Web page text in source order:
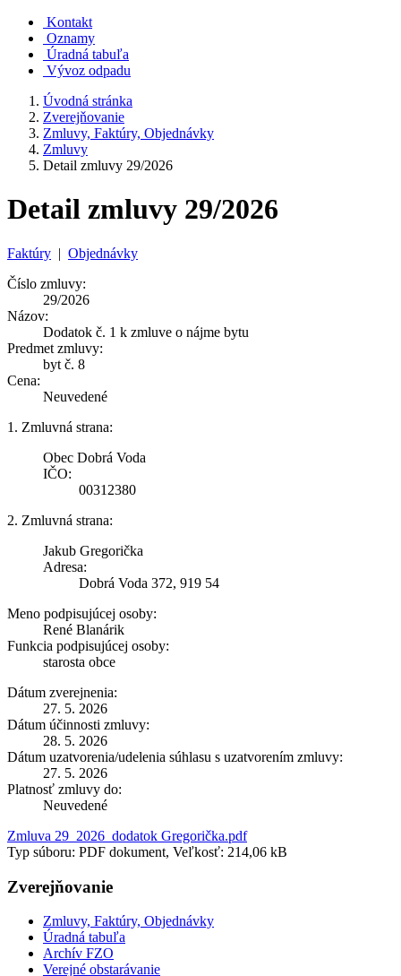
Kontakt
Oznamy
Úradná tabuľa
Vývoz odpadu
Úvodná stránka
Zverejňovanie
Zmluvy, Faktúry, Objednávky
Zmluvy
Detail zmluvy 29/2026
Detail zmluvy 29/2026
Faktúry | Objednávky
Číslo zmluvy:
29/2026
Názov:
Dodatok č. 1 k zmluve o nájme bytu
Predmet zmluvy:
byt č. 8
Cena:
Neuvedené
1. Zmluvná strana:
Obec Dobrá Voda
IČO:
00312380
2. Zmluvná strana:
Jakub Gregorička
Adresa:
Dobrá Voda 372, 919 54
Meno podpisujúcej osoby:
René Blanárik
Funkcia podpisujúcej osoby:
starosta obce
Dátum zverejnenia:
27. 5. 2026
Dátum účinnosti zmluvy:
28. 5. 2026
Dátum uzatvorenia/udelenia súhlasu s uzatvorením zmluvy:
27. 5. 2026
Platnosť zmluvy do:
Neuvedené
Zmluva 29_2026_dodatok Gregorička.pdf
Typ súboru: PDF dokument, Veľkosť: 214,06 kB
Zverejňovanie
Zmluvy, Faktúry, Objednávky
Úradná tabuľa
Archív FZO
Verejné obstarávanie